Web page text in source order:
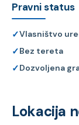
Pravni status
✓Vlasništvo
✓Bez tereta
✓Dozvoljena
Lokacija